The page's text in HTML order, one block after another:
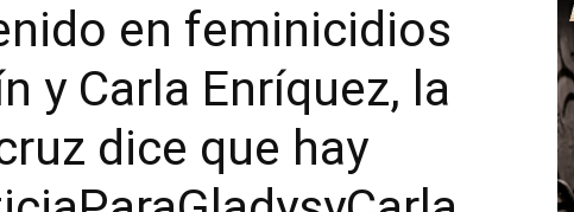
en feminicidios
y Carla Enríquez, la
dice que hay